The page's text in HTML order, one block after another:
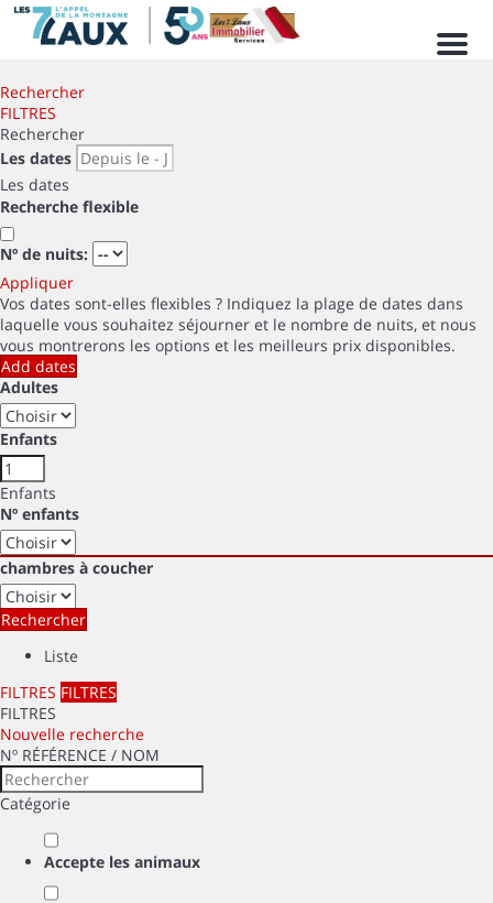
Menu
Rechercher
FILTRES
Rechercher
Les dates
Les dates
Recherche flexible
Nº de nuits:
Appliquer
Vos dates sont-elles flexibles ? Indiquez la plage de dates dans
laquelle vous souhaitez séjourner et le nombre de nuits, et nous
vous montrerons les options et les meilleurs prix disponibles.
Add dates
Adultes
Enfants
Enfants
Nº enfants
chambres à coucher
Rechercher
Liste
FILTRES FILTRES
FILTRES
Nouvelle recherche
Nº RÉFÉRENCE / NOM
Catégorie
Accepte les animaux